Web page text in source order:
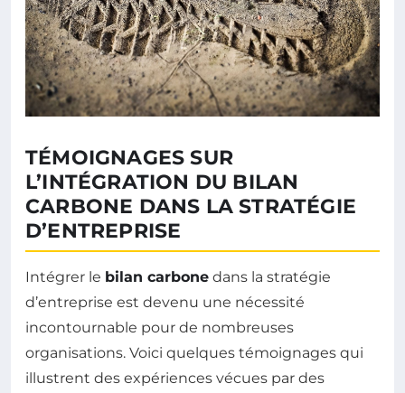
TÉMOIGNAGES SUR
L’INTÉGRATION DU BILAN
CARBONE DANS LA STRATÉGIE
D’ENTREPRISE
Intégrer le bilan carbone dans la stratégie
d’entreprise est devenu une nécessité
incontournable pour de nombreuses
organisations. Voici quelques témoignages qui
illustrent des expériences vécues par des